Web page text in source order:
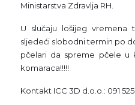
Ministarstva Zdravlja RH.
U slučaju lošijeg
sljedeći slobodni termin po
pčelari da spreme pčele u
komaraca!!!!!
Kontakt ICC 3D d.o.o.: 091 525